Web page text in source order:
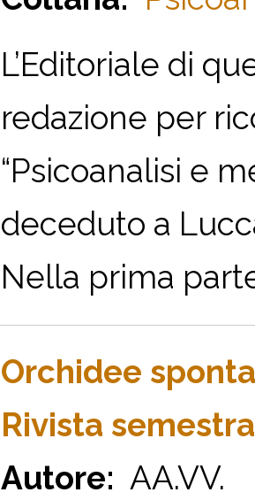
L’Editoriale di
redazione per
“Psicoanalisi e
deceduto a
Nella prima
Orchidee
Rivista
Autore: AA.VV.